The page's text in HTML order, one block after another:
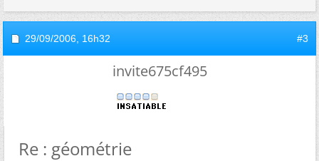
29/09/2006, 16h32 #3
invite675cf495
Re : géométrie